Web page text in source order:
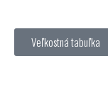
Veľkostná tabuľka